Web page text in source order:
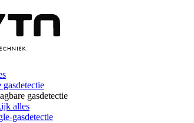
gasdetectie
gasdetectie
alles
gasdetectie